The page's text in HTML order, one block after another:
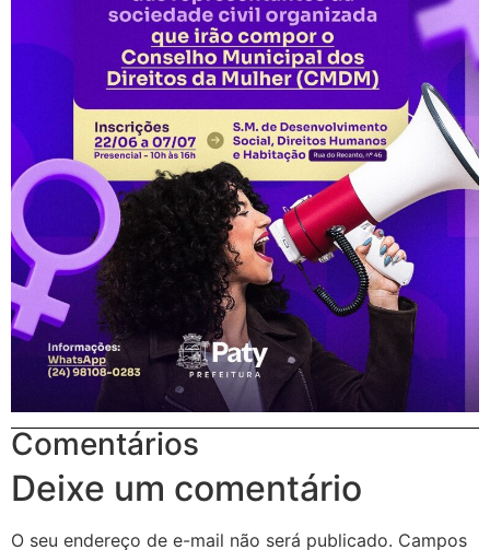
Comentários
Deixe um comentário
O seu endereço de e-mail não será publicado. Campos